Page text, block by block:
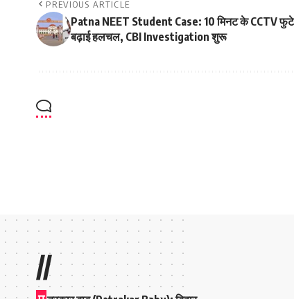
PREVIOUS ARTICLE
Patna NEET Student Case: 10 मिनट के CCTV
बढ़ाई हलचल, CBI Investigation शुरू
//